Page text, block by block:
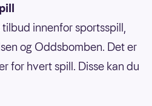
innenfor sportsspill,
og Oddsbomben. Det er
for hvert spill. Disse kan du